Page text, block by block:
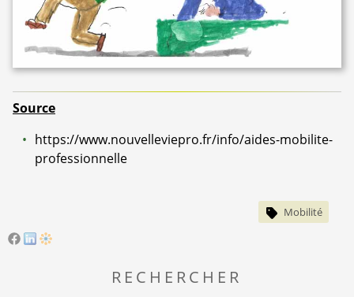
Source
https://www.nouvelleviepro.fr/info/aides-mobilite-
professionnelle
Mobilité
RECHERCHER